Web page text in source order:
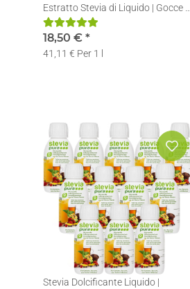
Estratto Stevia di Liquido | Gocce di
Stevia | 3x150ml
18,50 € *
41,11 € Per 1 l
Stevia Dolcificante Liquido |